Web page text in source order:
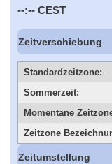
--:-- CEST
Zeitverschiebung
Standardzeitzone:
Sommerzeit:
Momentane
Zeitzone
Zeitumstellung